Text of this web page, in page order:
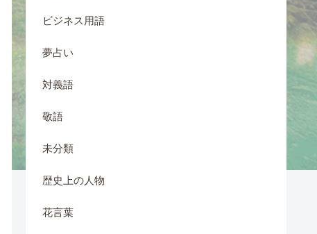
ビジネス用語
夢占い
対義語
敬語
未分類
歴史上の人物
花言葉